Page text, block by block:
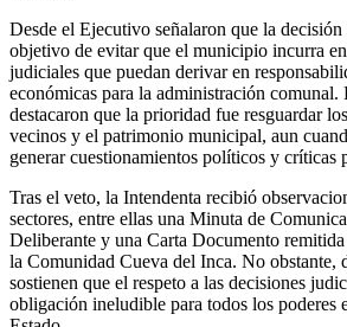
Desde el Ejecutivo señalaron que la
objetivo de evitar que el municipio incurra
judiciales que puedan derivar en
económicas para la administración comunal.
destacaron que la prioridad fue resguardar
vecinos y el patrimonio municipal, aun
generar cuestionamientos políticos y críticas
Tras el veto, la Intendenta recibió
sectores, entre ellas una Minuta de
Deliberante y una Carta Documento remitida
la Comunidad Cueva del Inca. No obstante,
sostienen que el respeto a las decisiones
obligación ineludible para todos los poderes